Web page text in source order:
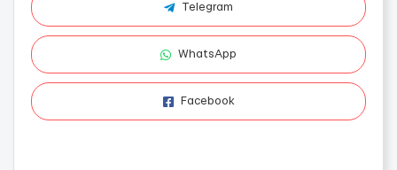
Telegram
WhatsApp
Facebook